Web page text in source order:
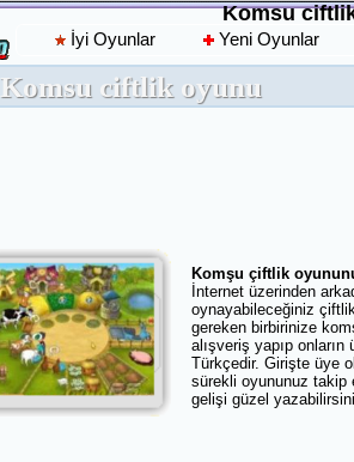
Komsu
İyi Oyunlar Yeni Oyunlar
Komsu ciftlik oyunu
Komşu çiftlik
İnternet üzerinden
oynayabileceğiniz
gereken birbirinize
alışveriş yapıp
Türkçedir. Girişte üye
sürekli oyununuz takip
gelişi güzel